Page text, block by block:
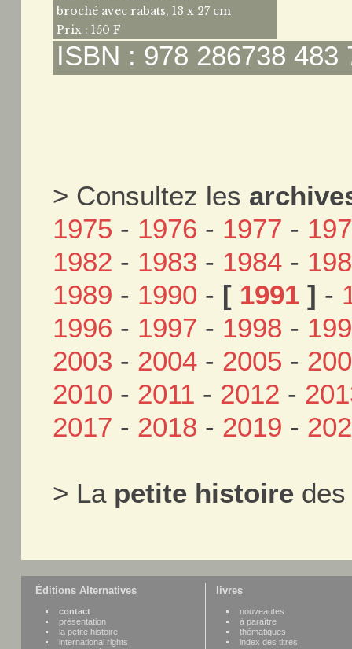
broché avec rabats, 13 x 27 cm
Prix : 150 F
ISBN : 978 286738 483
> Consultez les
1975 - 1976 - 1977 -
1982 - 1983 - 1984 -
1989 - 1990 - [ 1991 ] -
1996 - 1997 - 1998 -
2003 - 2004 - 2005 -
2010 - 2011 - 2012 -
2017 - 2018 - 2019 -
> La petite histoire
Éditions Alternatives
contact
présentation
la petite histoire
international rights
livres
nouveautes
à paraître
thématiques
index des titres